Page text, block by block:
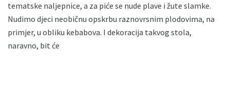
tematske naljepnice, a za piće se nude plave i žute slamke.
Nudimo djeci neobičnu opskrbu raznovrsnim plodovima, na
primjer, u obliku kebabova. I dekoracija takvog stola,
naravno, bit će